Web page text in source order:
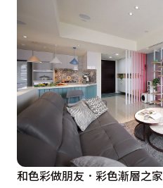
和色彩做朋友．彩色漸層之家